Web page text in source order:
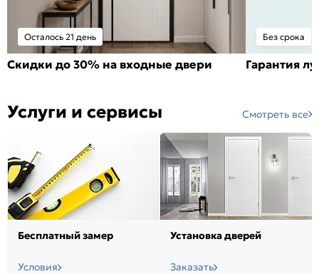
Осталось 21 день
Скидки до 30% на входные двери
Без срока
Гарантия
Услуги и сервисы Смотреть все
Бесплатный замер
Условия
Установка дверей
Заказать